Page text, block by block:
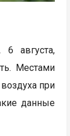
августа,
Местами
при
данные